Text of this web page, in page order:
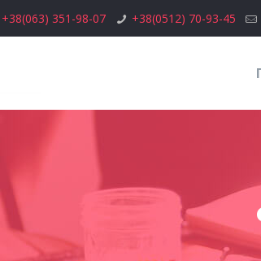
+38(063) 351-98-07 +38(0512) 70-93-45